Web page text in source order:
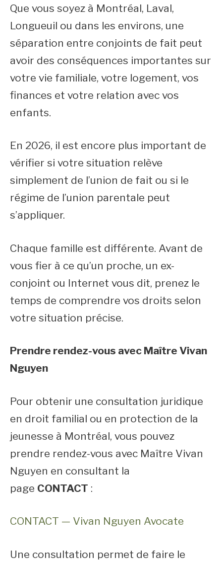
Que vous soyez à Montréal, Laval,
Longueuil ou dans les environs, une
séparation entre conjoints de fait peut
avoir des conséquences importantes sur
votre vie familiale, votre logement, vos
finances et votre relation avec vos
enfants.
En 2026, il est encore plus important de
vérifier si votre situation relève
simplement de l’union de fait ou si le
régime de l’union parentale peut
s’appliquer.
Chaque famille est différente. Avant de
vous fier à ce qu’un proche, un ex-
conjoint ou Internet vous dit, prenez le
temps de comprendre vos droits selon
votre situation précise.
Prendre rendez-vous avec Maître Vivan
Nguyen
Pour obtenir une consultation juridique
en droit familial ou en protection de la
jeunesse à Montréal, vous pouvez
prendre rendez-vous avec Maître Vivan
Nguyen en consultant la
page CONTACT :
CONTACT — Vivan Nguyen Avocate
Une consultation permet de faire le